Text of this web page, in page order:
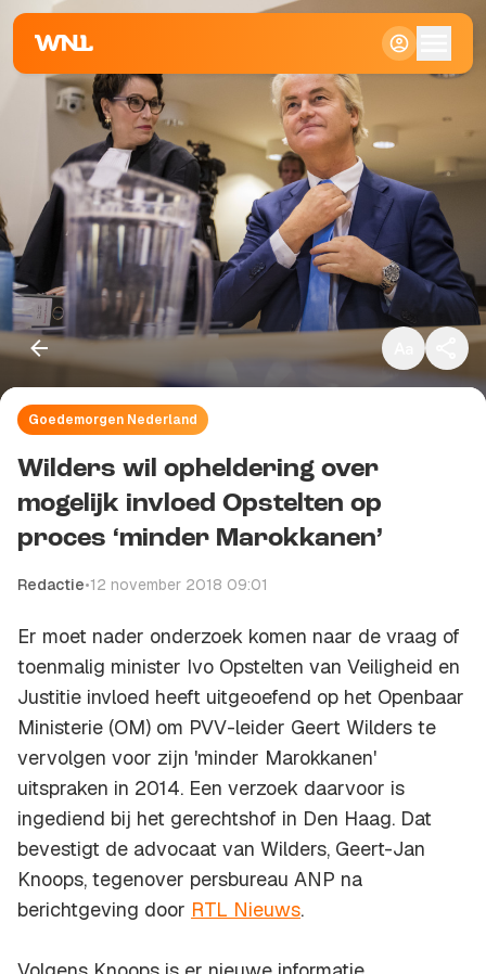
Klein
Standaard
Groot
Goedemorgen Nederland
Wilders wil opheldering over
mogelijk invloed Opstelten op
proces ‘minder Marokkanen’
Redactie•12 november 2018 09:01
Er moet nader onderzoek komen naar de vraag of
toenmalig minister Ivo Opstelten van Veiligheid en
Justitie invloed heeft uitgeoefend op het Openbaar
Ministerie (OM) om PVV-leider Geert Wilders te
vervolgen voor zijn 'minder Marokkanen'
uitspraken in 2014. Een verzoek daarvoor is
ingediend bij het gerechtshof in Den Haag. Dat
bevestigt de advocaat van Wilders, Geert-Jan
Knoops, tegenover persbureau ANP na
berichtgeving door RTL Nieuws.